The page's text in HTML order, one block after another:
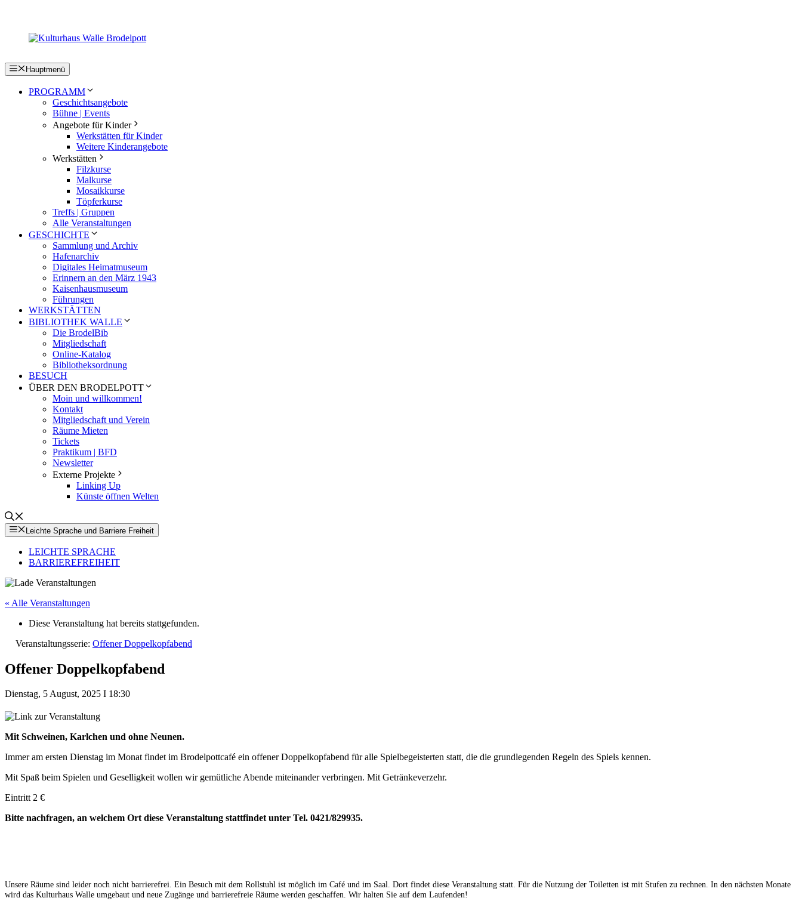
springen
Hauptmenü
PROGRAMM
Geschichtsangebote
Bühne | Events
Angebote für Kinder
Werkstätten für Kinder
Weitere Kinderangebote
Werkstätten
Filzkurse
Malkurse
Mosaikkurse
Töpferkurse
Treffs | Gruppen
Alle Veranstaltungen
GESCHICHTE
Sammlung und Archiv
Hafenarchiv
Digitales Heimatmuseum
Erinnern an den März 1943
Kaisenhausmuseum
Führungen
WERKSTÄTTEN
BIBLIOTHEK WALLE
Die BrodelBib
Mitgliedschaft
Online-Katalog
Bibliotheksordnung
BESUCH
ÜBER DEN BRODELPOTT
Moin und willkommen!
Kontakt
Mitgliedschaft und Verein
Räume Mieten
Tickets
Praktikum | BFD
Newsletter
Externe Projekte
Linking Up
Künste öffnen Welten
Leichte Sprache und Barriere Freiheit
LEICHTE SPRACHE
BARRIEREFREIHEIT
« Alle Veranstaltungen
Diese Veranstaltung hat bereits stattgefunden.
Veranstaltungsserie: Offener Doppelkopfabend
Offener Doppelkopfabend
Dienstag, 5 August, 2025 I 18:30
Mit Schweinen, Karlchen und ohne Neunen.
Immer am ersten Dienstag im Monat findet im Brodelpottcafé ein offener Doppelkopfabend für alle Spielbegeisterten statt, die die grundlegenden Regeln des Spiels kennen.
Mit Spaß beim Spielen und Geselligkeit wollen wir gemütliche Abende miteinander verbringen. Mit Getränkeverzehr.
Eintritt 2 €
Bitte nachfragen, an welchem Ort diese Veranstaltung stattfindet unter Tel. 0421/829935.
Unsere Räume sind leider noch nicht barrierefrei. Ein Besuch mit dem Rollstuhl ist möglich im Café und im Saal. Dort findet diese Veranstaltung statt. Für die Nutzung der Toiletten ist mit Stufen zu rechnen. In den nächsten Monate
wird das Kulturhaus Walle umgebaut und neue Zugänge und barrierefreie Räume werden geschaffen. Wir halten Sie auf dem Laufenden!